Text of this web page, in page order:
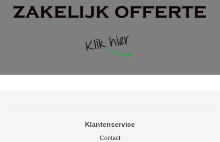
Klantenservice
Contact